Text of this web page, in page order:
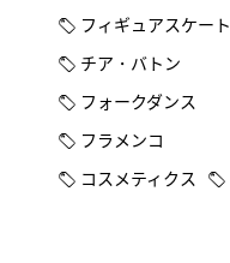
フィギュアスケート
チア・バトン
フォークダンス
フラメンコ
コスメティクス